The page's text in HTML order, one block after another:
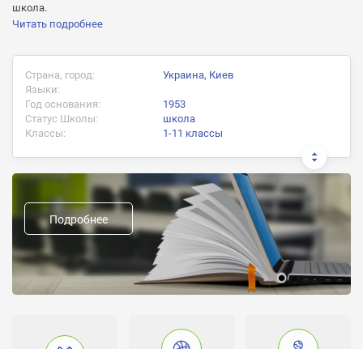
школа.
Читать подробнее
Страна, город:
Украина, Киев
Языки:
Год основания:
1953
Статус Школы:
школа
Классы:
1-11 классы
Документ об окончании:
Аттестат о полном среднем образовании
Предыдущие названия:
Форма обучения:
дневное
Подробнее
на обработку моих персональных данных
на обработку моих персональных данных